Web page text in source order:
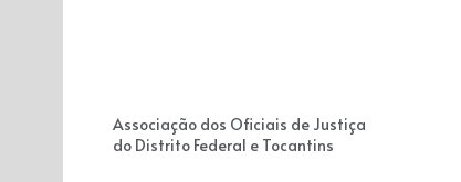
Associação dos Oficiais de Justiça
do Distrito Federal e Tocantins